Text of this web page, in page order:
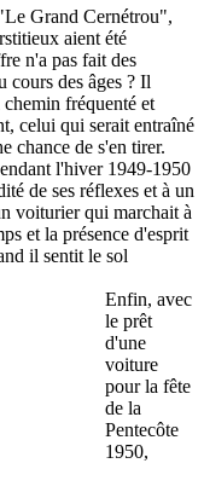
Grand Cernétrou",
aient été
n'a pas fait des
cours des âges ? Il
fréquenté et
celui qui serait entraîné
chance de s'en tirer.
l'hiver 1949-1950
de ses réflexes et à un
voiturier qui marchait à
et la présence d'esprit
il sentit le sol
Enfin, avec
le prêt
d'une
voiture
pour la fête
de la
Pentecôte
1950,